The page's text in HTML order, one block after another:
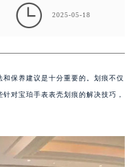
 2025-05-18
保养建议是十分重要的。划痕不仅
对宝珀手表表壳划痕的解决技巧，